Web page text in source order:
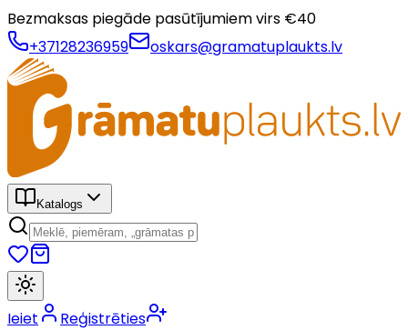
Bezmaksas piegāde pasūtījumiem virs €40
+37128236959
oskars@gramatuplaukts.lv
Katalogs
Ieiet Reģistrēties